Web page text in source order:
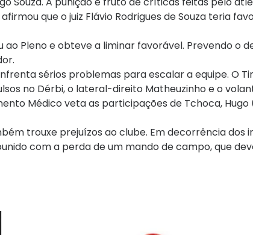
que o juiz Flávio Rodrigues de Souza teria
Pleno e obteve a liminar favorável. Prevendo o
sérios problemas para escalar a equipe. O
no Dérbi, o lateral-direito Matheuzinho e o
Médico veta as participações de Tchoca,
trouxe prejuízos ao clube. Em decorrência dos
com a perda de um mando de campo, que